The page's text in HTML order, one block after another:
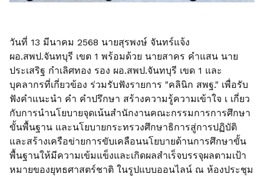
วันที่ 13 มีนาคม 2568 นายสุรพงษ์ จันทร์แจ้ง
ผอ.สพป.จันทบุรี เขต 1 พร้อมด้วย นายสาคร คำแสน นาย
ประเสริฐ กำเลิศทอง รอง ผอ.สพป.จันทบุรี เขด 1 และ
บุคลากรที่เกี่ยวข้อง ร่วมรับฟังรายการ "คลินิก สพฐ." เพื่อรับ
ฟังคำแนะนำ คำ คำปรึกษา สร้างความรู้ความเข้าใจ เ เกี่ยว
กับการนำนโยบายจุดเน้นสำนักงานคณะกรรมการการศึกษา
ขั้นพื้นฐาน และนโยบายกระทรวงศึกษาธิการสู่การปฏิบัติ
และสร้างเครือข่ายการขับเคลือนนโยบายด้านการศึกษาขั้น
พื้นฐานให้มีความเข้มแข็งและเกิดผลสำเร็จบรรจุผลตามเป้า
หมายของยุทธศาสตร์ชาติ ในรูปแบบออนไลน์ ณ ห้องประชุม